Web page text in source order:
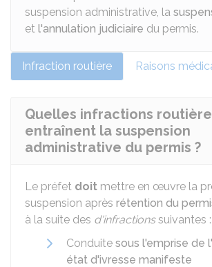
suspension administrative, la
et l'annulation judiciaire du permis.
Infraction routière Raisons
Quelles infractions
entraînent la suspension
administrative du permis ?
Le préfet doit mettre en œuvre la
suspension après rétention du
à la suite des d'infractionssuivantes :
Conduite sous l'emprise de
état d'ivresse manifeste